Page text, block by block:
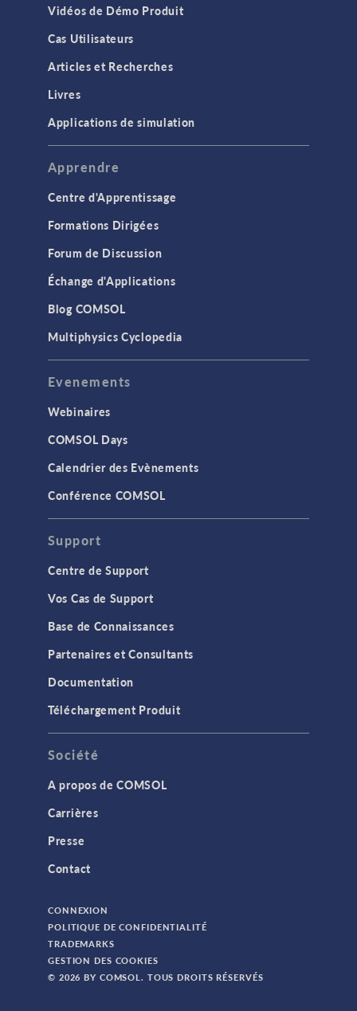
Vidéos de Démo Produit
Cas Utilisateurs
Articles et Recherches
Livres
Applications de simulation
Apprendre
Centre d'Apprentissage
Formations Dirigées
Forum de Discussion
Échange d'Applications
Blog COMSOL
Multiphysics Cyclopedia
Evenements
Webinaires
COMSOL Days
Calendrier des Evènements
Conférence COMSOL
Support
Centre de Support
Vos Cas de Support
Base de Connaissances
Partenaires et Consultants
Documentation
Téléchargement Produit
Société
A propos de COMSOL
Carrières
Presse
Contact
CONNEXION
POLITIQUE DE CONFIDENTIALITÉ
TRADEMARKS
GESTION DES COOKIES
© 2026 BY COMSOL. TOUS DROITS RÉSERVÉS